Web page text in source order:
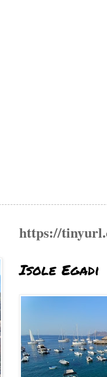
https://
Isole Egadi